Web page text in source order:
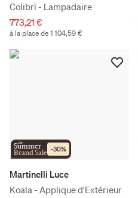
Colibrì - Lampadaire
773,21 €
à la place de 1 104,59 €
the
Summer
Brand Sale -30%
Martinelli Luce
Koala - Applique d'Extérieur